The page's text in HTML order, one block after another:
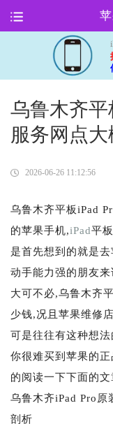
乌鲁木齐平
服务网点
2026-06-26 11:12:56
乌鲁木齐平板iPad
的苹果手机,iPad平
是首先想到的就是
动手能力强的朋友
大可不必,乌鲁木齐
少钱,况且苹果维修
可是往往有这种想
你很难买到苹果的
的阅读一下下面的
乌鲁木齐iPad Pro原
剖析